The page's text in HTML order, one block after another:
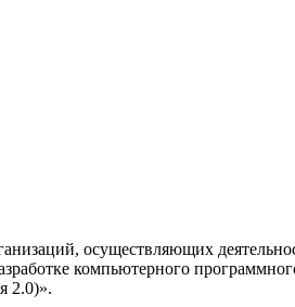
осуществляющих
компьютерного
2.0)».